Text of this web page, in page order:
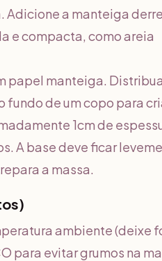
Adicione a manteiga
e compacta, como areia
papel manteiga.
de um copo para
1cm de
A base deve ficar
a massa.
ambiente (deixe
para evitar grumos na